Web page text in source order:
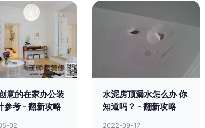
意的在家办公装
参考 - 翻新攻略
02
水泥房顶漏水怎么办 你
知道吗？ - 翻新攻略
2022-09-17